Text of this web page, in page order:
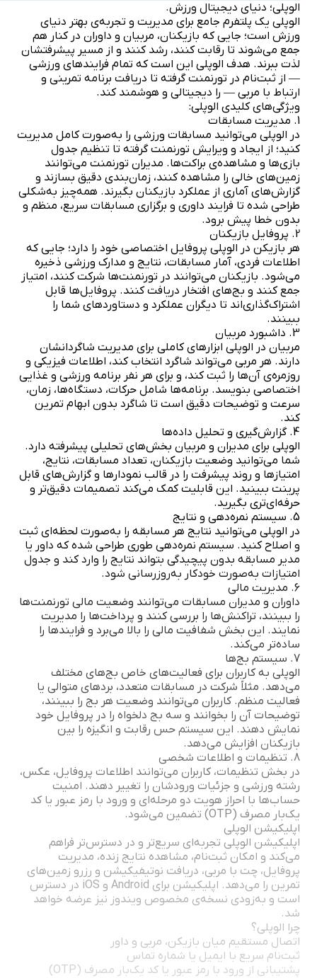
الوپلی؛ دنیای دیجیتال ورزش.
الوپلی یک پلتفرم جامع برای مدیریت و تجربه‌ی بهتر دنیای
ورزش است؛ جایی که بازیکنان، مربیان و داوران در کنار هم
جمع می‌شوند تا رقابت کنند، رشد کنند و از مسیر پیشرفتشان
لذت ببرند. هدف الوپلی این است که تمام فرایندهای ورزشی
— از ثبت‌نام در تورنمنت گرفته تا دریافت برنامه تمرینی و
ارتباط با مربی — را دیجیتالی و هوشمند کند.
ویژگی‌های کلیدی الوپلی:
1. مدیریت مسابقات
در الوپلی می‌توانید مسابقات ورزشی را به‌صورت کامل مدیریت
کنید؛ از ایجاد و ویرایش تورنمنت گرفته تا تنظیم جدول
بازی‌ها و مشاهده‌ی براکت‌ها. مدیران تورنمنت می‌توانند
زمین‌های خالی را مشاهده کنند، زمان‌بندی دقیق بسازند و
گزارش‌های آماری از عملکرد بازیکنان بگیرند. همه‌چیز به‌شکلی
طراحی شده تا فرایند داوری و برگزاری مسابقات سریع، منظم و
بدون خطا پیش برود.
2. پروفایل بازیکنان
هر بازیکن در الوپلی پروفایل اختصاصی خود را دارد؛ جایی که
اطلاعات فردی، آمار مسابقات، نتایج و مدارک ورزشی ذخیره
می‌شود. بازیکنان می‌توانند در تورنمنت‌ها شرکت کنند، امتیاز
جمع کنند و بج‌های افتخار دریافت کنند. پروفایل‌ها قابل
اشتراک‌گذاری‌اند تا دیگران عملکرد و دستاوردهای شما را
ببینند.
3. داشبورد مربیان
مربیان در الوپلی ابزارهای کاملی برای مدیریت شاگردانشان
دارند. هر مربی می‌تواند شاگرد انتخاب کند، اطلاعات فیزیکی و
روزمره‌ی آن‌ها را ثبت کند، و برای هر نفر برنامه ورزشی و غذایی
اختصاصی بنویسد. برنامه‌ها شامل حرکات، دستگاه‌ها، زمان،
سرعت و توضیحات دقیق است تا شاگرد بدون ابهام تمرین
کند.
4. گزارش‌گیری و تحلیل داده‌ها
الوپلی برای مدیران و مربیان بخش‌های تحلیلی پیشرفته دارد.
شما می‌توانید وضعیت بازیکنان، تعداد مسابقات، نتایج،
امتیازها و روند پیشرفت را در قالب نمودارها و گزارش‌های قابل
پرینت ببینید. این قابلیت کمک می‌کند تصمیمات دقیق‌تر و
حرفه‌ای‌تری بگیرید.
5. سیستم نمره‌دهی و نتایج
در الوپلی می‌توانید نتایج هر مسابقه را به‌صورت لحظه‌ای ثبت
و اصلاح کنید. سیستم نمره‌دهی طوری طراحی شده که داور یا
مدیر مسابقه بدون پیچیدگی بتواند نتایج را وارد کند و جدول
امتیازات به‌صورت خودکار به‌روزرسانی شود.
6. مدیریت مالی
داوران و مدیران مسابقات می‌توانند وضعیت مالی تورنمنت‌ها
را ببینند، تراکنش‌ها را بررسی کنند و پرداخت‌ها را مدیریت
نمایند. این بخش شفافیت مالی را بالا می‌برد و فرایندها را
ساده‌تر می‌کند.
7. سیستم بج‌ها
الوپلی به کاربران برای فعالیت‌های خاص بج‌های مختلف
می‌دهد. مثلاً شرکت در مسابقات متعدد، بردهای متوالی یا
فعالیت منظم. کاربران می‌توانند وضعیت هر بج را ببینند،
توضیحات آن را بخوانند و سه بج دلخواه را در پروفایل خود
نمایش دهند. این سیستم حس رقابت و انگیزه را بین
بازیکنان افزایش می‌دهد.
8. تنظیمات و اطلاعات شخصی
در بخش تنظیمات، کاربران می‌توانند اطلاعات پروفایل، عکس،
رشته ورزشی و جزئیات ورودشان را تغییر دهند. امنیت
حساب‌ها با احراز هویت دو مرحله‌ای و ورود با رمز عبور یا کد
یک‌بار مصرف (OTP) تضمین می‌شود.
اپلیکیشن الوپلی
اپلیکیشن الوپلی تجربه‌ای سریع‌تر و در دسترس‌تر فراهم
می‌کند و امکان ثبت‌نام، مشاهده نتایج زنده، مدیریت
پروفایل، چت با مربی، دریافت نوتیفیکیشن و رزرو زمین‌های
تمرین را می‌دهد. اپلیکیشن برای Android و iOS در دسترس
است و به‌زودی نسخه‌ی مخصوص ویندوز نیز عرضه خواهد
شد.
چرا الوپلی؟
اتصال مستقیم میان بازیکن، مربی و داور
ثبت‌نام سریع با ایمیل یا شماره تماس
پشتیبانی از ورود با رمز عبور یا کد یک‌بار مصرف (OTP)